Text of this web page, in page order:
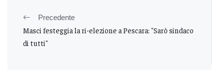
Precedente
Masci festeggia la ri-elezione a Pescara: "Sarò sindaco
di tutti"